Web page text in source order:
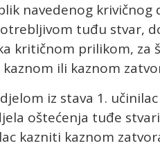
navedenog krivičnog
tuđu stvar,
kritičnom prilikom, za
ili kaznom
iz stava 1.
oštećenja tuđe
kazniti kaznom